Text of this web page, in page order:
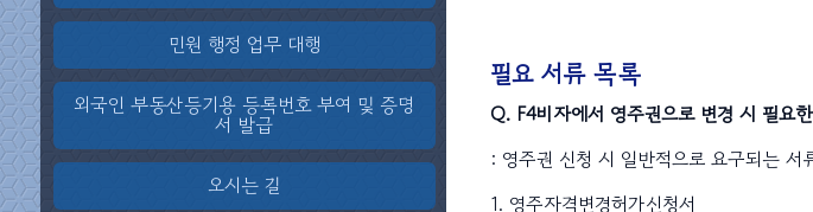
민원 행정 업무 대행
외국인 부동산등기용 등록번호 부여 및 증명
서 발급
오시는 길
필요 서류 목록
Q. F4비자에서 영주권으로 변경 시 필요
: 영주권 신청 시 일반적으로 요구되는
1. 영주자격변경허가신청서